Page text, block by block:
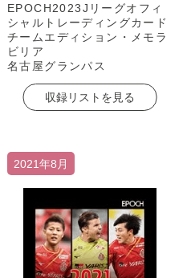
EPOCH2023Jリーグオフィ
シャルトレーディングカード
チームエディション・メモラ
ビリア
名古屋グランパス
収録リストを見る
2021年8月